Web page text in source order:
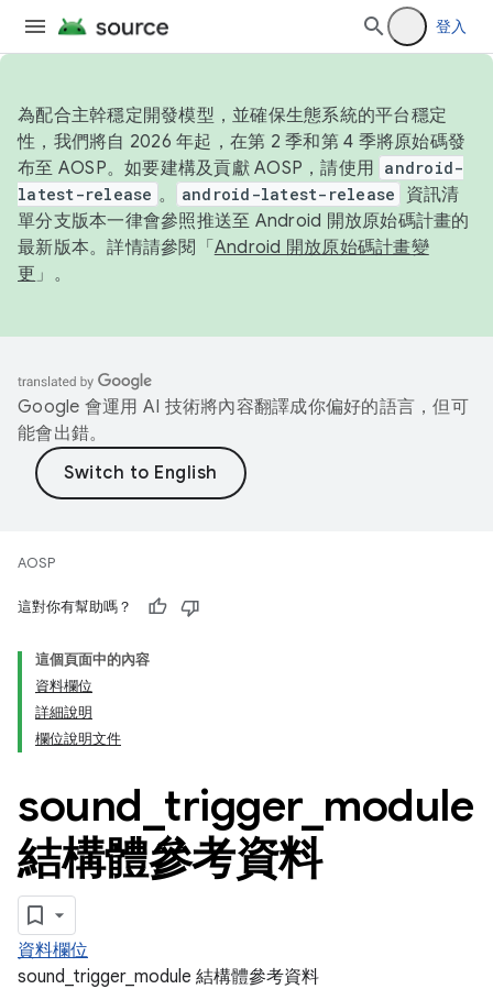
登入
為配合主幹穩定開發模型，並確保生態系統的平台穩定
性，我們將自 2026 年起，在第 2 季和第 4 季將原始碼發
布至 AOSP。如要建構及貢獻 AOSP，請使用 android-
latest-release 。 android-latest-release
資訊清
單分支版本一律會參照推送至 Android 開放原始碼計畫的
最新版本。詳情請參閱「 Android 開放原始碼計畫變
更 」。
Google 會運用 AI 技術將內容翻譯成你偏好的語言，但可
能會出錯。
AOSP
這對你有幫助嗎？
這個頁面中的內容
資料欄位
詳細說明
欄位說明文件
sound trigger_ module
結構體參考資料
資料欄位
sound_trigger_module 結構體參考資料